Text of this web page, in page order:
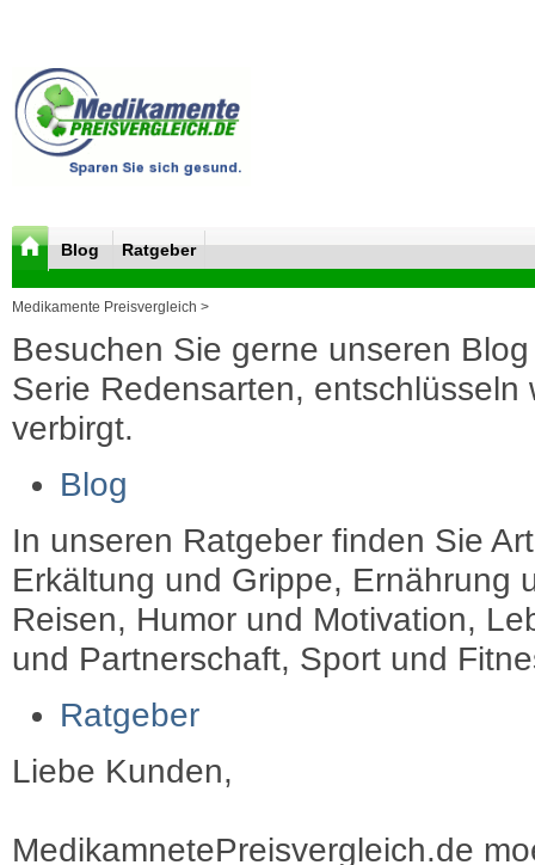
Blog Ratgeber
Medikamente Preisvergleich >
Besuchen Sie gerne unseren
Serie Redensarten, entschlüsseln
verbirgt.
Blog
In unseren Ratgeber finden Sie
Erkältung und Grippe, Ernährung
Reisen, Humor und Motivation,
und Partnerschaft, Sport und
Ratgeber
Liebe Kunden,
MedikamnetePreisvergleich.de